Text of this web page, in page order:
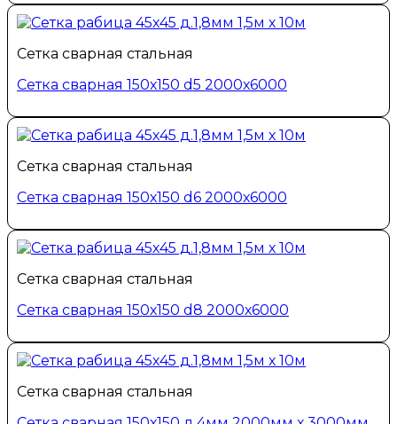
Сетка сварная стальная
Сетка сварная 150х150 d5 2000х6000
Сетка сварная стальная
Сетка сварная 150х150 d6 2000х6000
Сетка сварная стальная
Сетка сварная 150х150 d8 2000х6000
Сетка сварная стальная